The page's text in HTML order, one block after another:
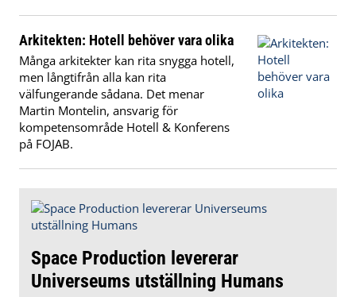
Arkitekten: Hotell behöver vara olika
Många arkitekter kan rita snygga hotell,
men långtifrån alla kan rita
välfungerande sådana. Det menar
Martin Montelin, ansvarig för
kompetensområde Hotell & Konferens
på FOJAB.
Space Production levererar
Universeums utställning Humans